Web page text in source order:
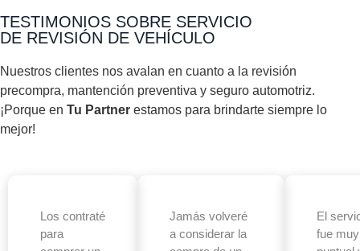
TESTIMONIOS SOBRE SERVICIO
DE REVISIÓN DE VEHÍCULO
Nuestros clientes nos avalan en cuanto a la revisión
precompra, mantención preventiva y seguro automotriz.
¡Porque en Tu Partner estamos para brindarte siempre lo
mejor!
Los contraté
para
Jamás volveré
a considerar la
El
fue muy